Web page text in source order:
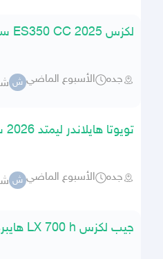
لكزس ES350 CC 2025 سعودي كل الألوان بأقل هامش ربح
جده الأسبوع الماضي ش
تويوتا هايلاندر ليمتد 2026 سعودي أسود بأقل سعر
جده الأسبوع الماضي ش
جيب لكزس LX 700 h هايبرد 2026 سعودي أرباح صفر